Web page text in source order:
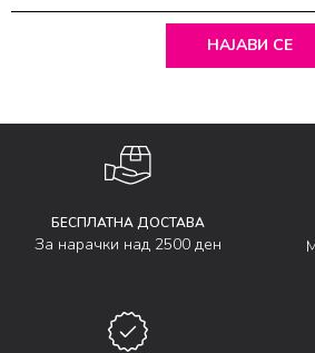
НАЈАВИ СЕ
БЕСПЛАТНА ДОСТАВА
За нарачки над 2500 ден